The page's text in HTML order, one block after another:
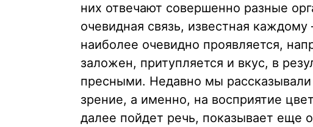
них отвечают совершенно разные
очевидная связь, известная
наиболее очевидно проявляется,
заложен, притупляется и вкус, в
пресными. Недавно мы
зрение, а именно, на восприятие
далее пойдет речь, показывает еще